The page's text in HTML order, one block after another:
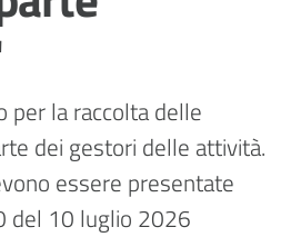
per la raccolta delle
dei gestori delle attività.
essere presentate
del 10 luglio 2026